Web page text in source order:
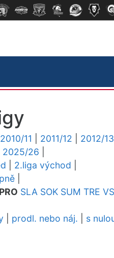
2010/11 2011/12 2012/13
2025/26
2.liga východ
PRO SLA SOK SUM TRE
prodl. nebo náj. s